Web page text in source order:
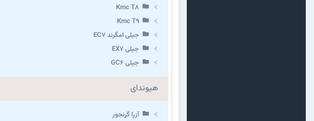
Kmc T8
Kmc T9
جیلی امگرند EC7
جیلی EX7
جیلی GC6
هیوندای
آزرا گرنجور